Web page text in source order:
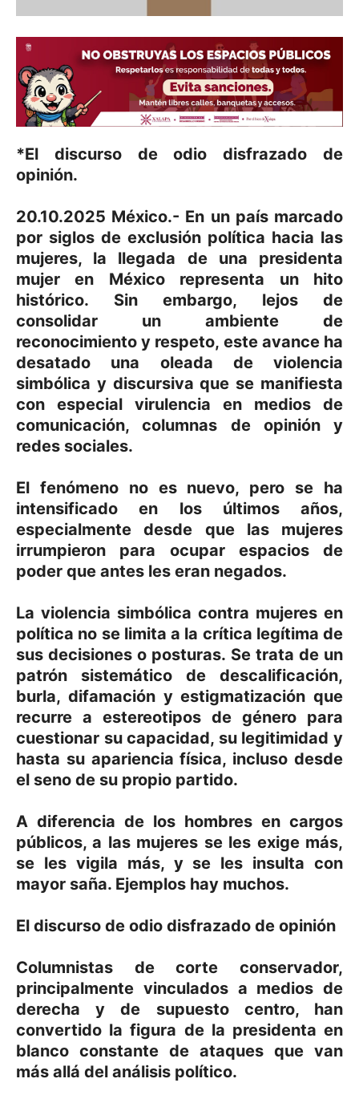
*El discurso de odio disfrazado de
opinión.
20.10.2025 México.- En un país marcado
por siglos de exclusión política hacia las
mujeres, la llegada de una presidenta
mujer en México representa un hito
histórico. Sin embargo, lejos de
consolidar un ambiente de
reconocimiento y respeto, este avance ha
desatado una oleada de violencia
simbólica y discursiva que se manifiesta
con especial virulencia en medios de
comunicación, columnas de opinión y
redes sociales.
El fenómeno no es nuevo, pero se ha
intensificado en los últimos años,
especialmente desde que las mujeres
irrumpieron para ocupar espacios de
poder que antes les eran negados.
La violencia simbólica contra mujeres en
política no se limita a la crítica legítima de
sus decisiones o posturas. Se trata de un
patrón sistemático de descalificación,
burla, difamación y estigmatización que
recurre a estereotipos de género para
cuestionar su capacidad, su legitimidad y
hasta su apariencia física, incluso desde
el seno de su propio partido.
A diferencia de los hombres en cargos
públicos, a las mujeres se les exige más,
se les vigila más, y se les insulta con
mayor saña. Ejemplos hay muchos.
El discurso de odio disfrazado de opinión
Columnistas de corte conservador,
principalmente vinculados a medios de
derecha y de supuesto centro, han
convertido la figura de la presidenta en
blanco constante de ataques que van
más allá del análisis político.